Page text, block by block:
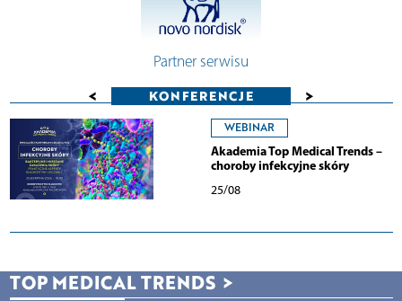
Partner serwisu
< KONFERENCJE >
WEBINAR
Akademia Top Medical Trends –
choroby infekcyjne skóry
25/08
TOP MEDICAL TRENDS >